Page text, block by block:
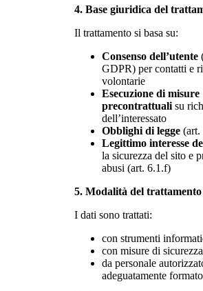
4. Base giuridica del
Il trattamento si basa su:
Consenso dell’utente
GDPR) per contatti e
volontarie
Esecuzione di misure
precontrattuali su
dell’interessato
Obblighi di legge (art.
Legittimo interesse
la sicurezza del sito e
abusi (art. 6.1.f)
5. Modalità del trattamento
I dati sono trattati:
con strumenti
con misure di
da personale
adeguatamente formato